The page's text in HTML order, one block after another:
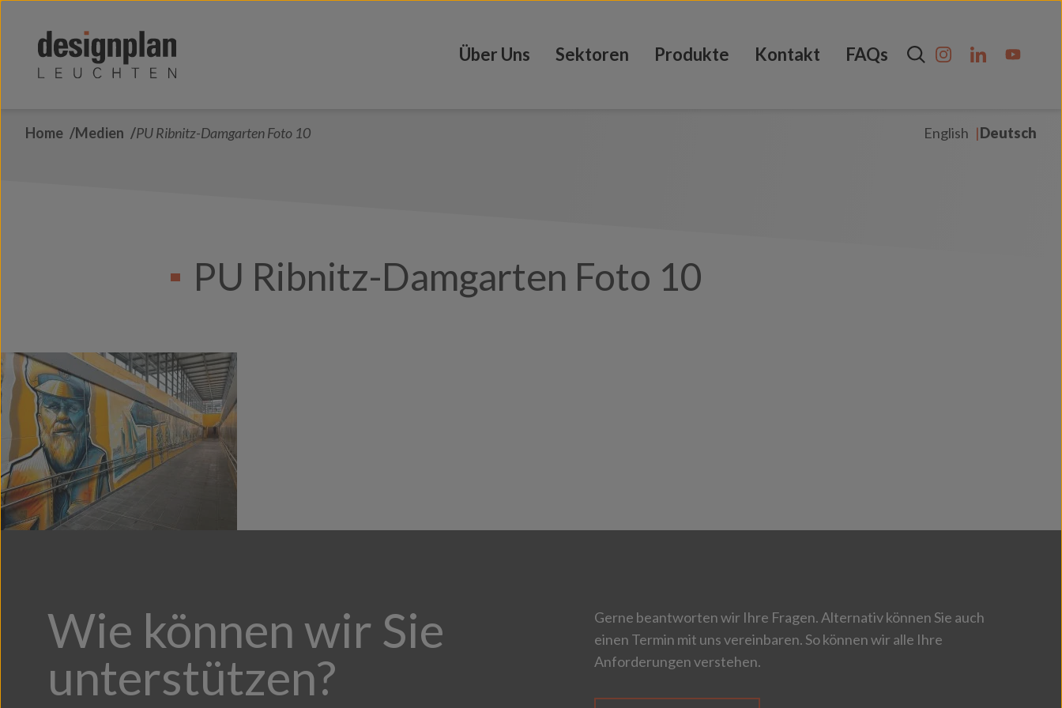
Über Uns Sektoren Produkte Kontakt FAQs
Home Medien PU Ribnitz-Damgarten Foto 10 English Deutsch
PU Ribnitz-Damgarten Foto 10
Wie können wir Sie
unterstützen?
Gerne beantworten wir Ihre Fragen. Alternativ können Sie auch
einen Termin mit uns vereinbaren. So können wir alle Ihre
Anforderungen verstehen.